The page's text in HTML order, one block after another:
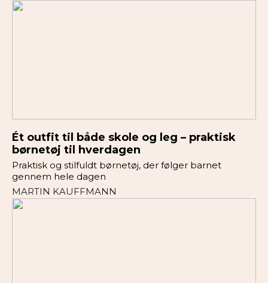
Ét outfit til både skole og leg – praktisk
børnetøj til hverdagen
Praktisk og stilfuldt børnetøj, der følger barnet
gennem hele dagen
MARTIN KAUFFMANN